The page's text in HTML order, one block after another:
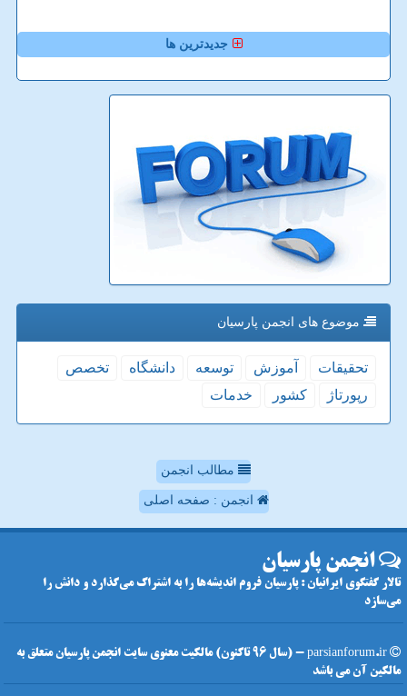
جدیدترین ها
موضوع های انجمن پارسیان
تحقیقات آموزش توسعه دانشگاه
تخصص
رپورتاژ
كشور خدمات
مطالب انجمن
انجمن : صفحه اصلی
انجمن پارسیان
تالار گفتگوی ایرانیان : پارسیان فروم اندیشه‌ها را به اشتراک می‌گذارد و دانش را
می‌سازد
parsianforum.ir - (سال 96 تاکنون) مالکیت معنوی سایت انجمن پارسیان متعلق به
مالکین آن می باشد